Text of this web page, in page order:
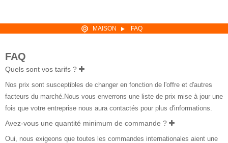
MAISON FAQ
FAQ
Quels sont vos tarifs ?
Nos prix sont susceptibles de changer en fonction de l'offre et d'autres
facteurs du marché.Nous vous enverrons une liste de prix mise à jour une
fois que votre entreprise nous aura contactés pour plus d'informations.
Avez-vous une quantité minimum de commande ?
Oui, nous exigeons que toutes les commandes internationales aient une